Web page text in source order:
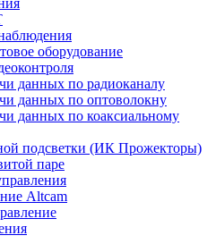
оборудование
данных по радиоканалу
данных по оптоволокну
данных по коаксиальному
подсветки (ИК Прожекторы)
паре
Altcam